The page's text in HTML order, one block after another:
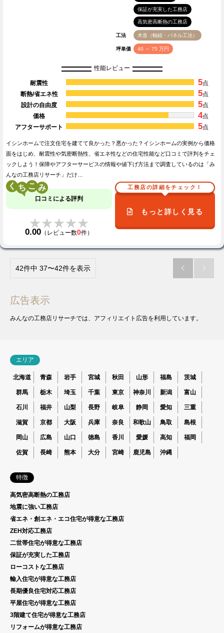
保証が充実した工務店
高気密高断熱の工務店
工法 木造（軸組・パネル工法）
坪単価 40 ～ 75 万円
性能レビュー
耐震性 5点
断熱/省エネ性
5点
設計の自由度
5点
価格
4点
アフターサポート
5点
イシンホームで注文住宅を建てて良かった？悪かった？イシンホームの実例から価格
面をはじめ、耐震性や気密断熱性、省エネ性などの住宅性能など口コミで評判をチェ
ックしよう！保障やアフターサービスの情報や値下げ方法まで調査しているのは「み
んなの工務店リサーチ」だけ…
く こ
口コミによる評判
★★★★★
★★★★★
0.00 （レビュー数0件）
工務店の詳細をチェック！
もっと詳しく見る
42件中 37〜42件を表示  
広告表示
みんなの工務店リサーチでは、アフィリエイト広告を利用しています。
エリア
北海道 青森 岩手 宮城 秋田 山形 福島 茨城
群馬 栃木 埼玉 千葉 東京 神奈川 新潟 富山
石川 福井 山梨 長野 岐阜 静岡 愛知 三重
滋賀 京都 大阪 兵庫 奈良 和歌山 鳥取 島根
岡山 広島 山口 徳島 香川 愛媛 高知 福岡
佐賀 長崎 熊本 大分 宮崎 鹿児島 沖縄
特徴
高気密高断熱の工務店
地震に強い工務店
省エネ・創エネ・エコ住宅が得意な工務店
ZEH対応工務店
二世帯住宅が得意な工務店
保証が充実した工務店
ローコストな工務店
輸入住宅が得意な工務店
長期優良住宅対応工務店
平屋住宅が得意な工務店
3階建て住宅が得意な工務店
リフォームが得意な工務店